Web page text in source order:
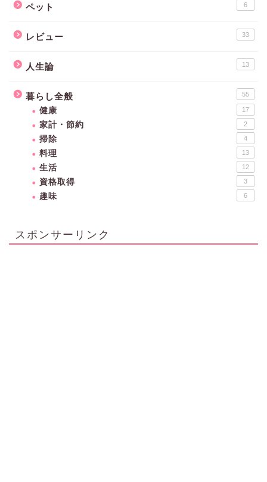
ペット 6
レビュー 33
人生論 13
暮らし全般 55
健康 17
家計・節約 2
掃除 4
料理 13
生活 12
資格取得 3
趣味 6
スポンサーリンク